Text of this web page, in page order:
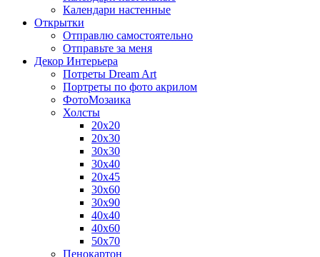
Календари настенные
Открытки
Отправлю самостоятельно
Отправьте за меня
Декор Интерьера
Потреты Dream Art
Портреты по фото акрилом
ФотоМозаика
Холсты
20х20
20х30
30х30
30х40
20х45
30х60
30х90
40х40
40х60
50х70
Пенокартон